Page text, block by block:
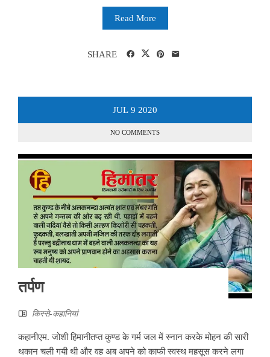
Read More
SHARE
JUL 9 2020
NO COMMENTS
तर्पण
किस्से-कहानियां
कहानीएम. जोशी हिमानीतप्त कुण्ड के गर्म जल में स्नान करके मोहन की सारी
थकान चली गयी थी और वह अब अपने को काफी स्वस्थ महसूस करने लगा